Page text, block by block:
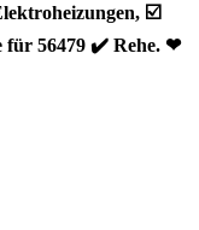
☑️
für 56479 ✔️ Rehe. ❤